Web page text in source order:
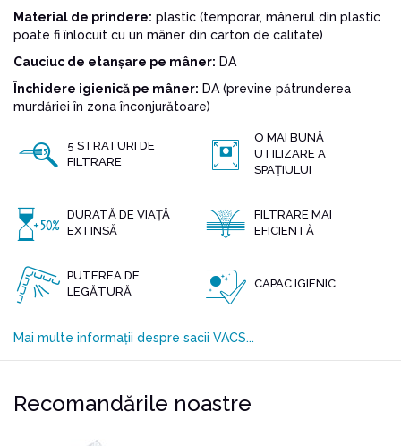
Material de prindere: plastic (temporar, mânerul din plastic
poate fi înlocuit cu un mâner din carton de calitate)
Cauciuc de etanșare pe mâner: DA
Închidere igienică pe mâner: DA (previne pătrunderea
murdăriei în zona înconjurătoare)
5 STRATURI DE
FILTRARE
O MAI BUNĂ
UTILIZARE A
SPAȚIULUI
DURATĂ DE VIAȚĂ
EXTINSĂ
FILTRARE MAI
EFICIENTĂ
PUTEREA DE
LEGĂTURĂ
CAPAC IGIENIC
Mai multe informații despre sacii VACS...
Recomandările noastre